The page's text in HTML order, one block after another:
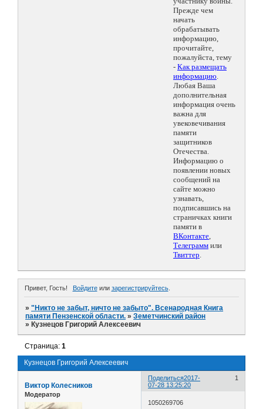
Прежде чем
начать
обрабатывать
информацию,
прочитайте,
пожалуйста, тему
- Как размещать
информацию.
Любая Ваша
дополнительная
информация очень
важна для
увековечивания
памяти
защитников
Отечества.
Информацию о
появлении новых
сообщений на
сайте можно
узнавать,
подписавшись на
страничках книги
памяти в
ВКонтакте,
Телеграмм или
Твиттер.
Привет, Гость! Войдитеили зарегистрируйтесь.
»"Никто не забыт, ничто не забыто". Всенародная Книга
памяти Пензенской области. »Земетчинский район
» Кузнецов Григорий Алексеевич
Кузнецов Григорий Алексеевич
Страница:1
Поделиться 1
2017-
07-28 13:25:20
Виктор Колесников
Модератор
1050269706